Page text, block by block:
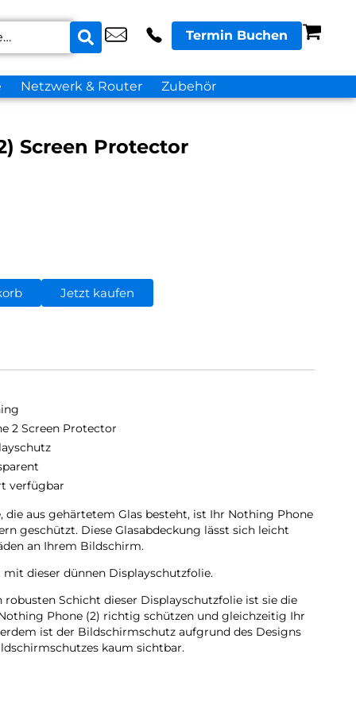
Termin Buchen
Netzwerk & Router Zubehör
Screen Protector
Jetzt kaufen
2 Screen Protector
verfügbar
die aus gehärtetem Glas besteht, ist Ihr Nothing Phone
geschützt. Diese Glasabdeckung lässt sich leicht
an Ihrem Bildschirm.
dieser dünnen Displayschutzfolie.
robusten Schicht dieser Displayschutzfolie ist sie die
Phone (2) richtig schützen und gleichzeitig Ihr
ist der Bildschirmschutz aufgrund des Designs
kaum sichtbar.